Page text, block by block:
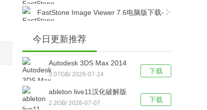
v24.3简体中文版下载
FastStone Image Viewer 7.7简体中文版下载
FastStone Image Viewer 7.6电脑版下载-
今日更新推荐
下载
Autodesk 3DS Max 2014
免费中文版下载-Autodesk
3DS Max 2014官方电脑版
3.07GB/ 2026-07-24
下载
ableton live11汉化破解版
下载-ableton live11 32/64
2.2GB/ 2026-07-07